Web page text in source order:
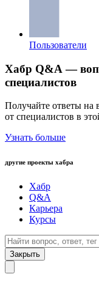
Пользователи
Хабр Q&A —
специалистов
Получайте ответы на
от специалистов в
Узнать больше
другие проекты хабра
Хабр
Q&A
Карьера
Курсы
Закрыть